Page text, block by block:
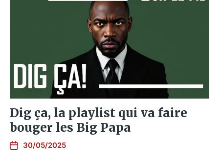
Dig ça, la playlist qui va faire
bouger les Big Papa
30/05/2025